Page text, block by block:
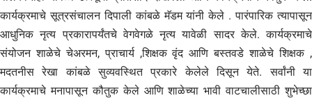
कार्यक्रमाचे सूत्रसंचालन दिपाली कांबळे मॅडम यांनी केले . पारंपारिक त्यापासून
आधुनिक नृत्य प्रकारापर्यंतचे वेगवेगळे नृत्य यावेळी सादर केले. कार्यक्रमाचे
संयोजन शाळेचे चेअरमन, प्राचार्य ,शिक्षक वृंद आणि बस्तवडे शाळेचे शिक्षक ,
मदतनीस रेखा कांबळे सुव्यवस्थित प्रकारे केलेले दिसून येते. सर्वांनी या
कार्यक्रमाचे मनापासून कौतुक केले आणि शाळेच्या भावी वाटचालीसाठी शुभेच्छा